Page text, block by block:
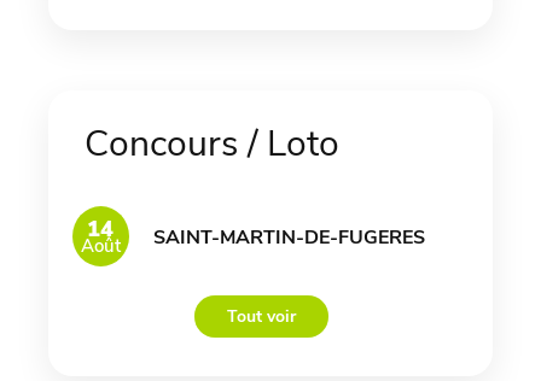
Concours / Loto
14
Août SAINT-MARTIN-DE-FUGERES
Tout voir